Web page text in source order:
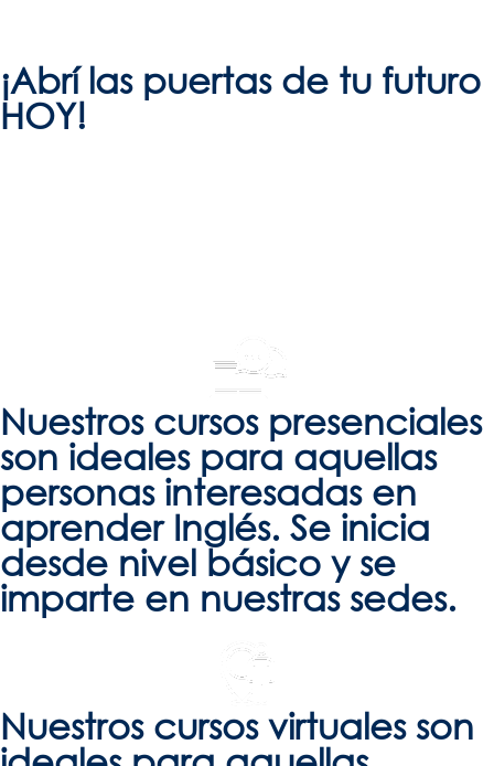
¡Abrí las puertas de tu futuro
HOY!
Nuestros cursos presenciales
son ideales para aquellas
personas interesadas en
aprender Inglés. Se inicia
desde nivel básico y se
imparte en nuestras sedes.
Nuestros cursos virtuales son